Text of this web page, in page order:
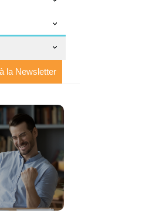
la Newsletter